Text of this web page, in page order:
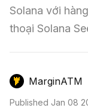
Kinh
Sàn Giao
Mô Hình
GameFi
Sign in
Solana với
thoại Solana
MarginATM
Published Jan 08